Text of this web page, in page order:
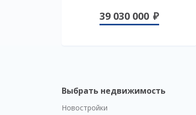
39 030 000
Выбрать недвижимость
Новостройки